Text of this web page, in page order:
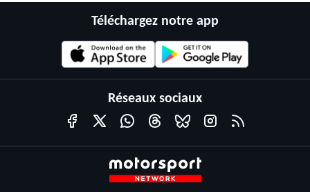
Téléchargez notre app
Réseaux sociaux